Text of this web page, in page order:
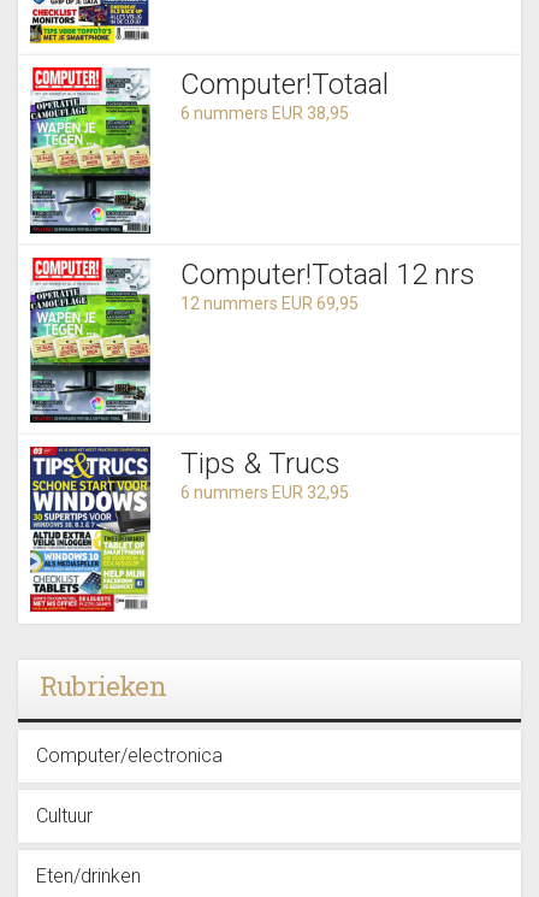
Computer!Totaal
6 nummers EUR 38,95
Computer!Totaal 12 nrs
12 nummers EUR 69,95
Tips & Trucs
6 nummers EUR 32,95
Rubrieken
Computer/electronica
Cultuur
Eten/drinken